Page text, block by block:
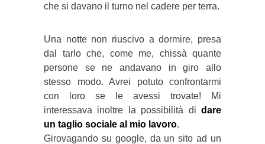
che si davano il turno nel cadere per terra.
Una notte non riuscivo a dormire, presa
dal tarlo che, come me, chissà quante
persone se ne andavano in giro allo
stesso modo. Avrei potuto confrontarmi
con loro se le avessi trovate! Mi
interessava inoltre la possibilità di dare
un taglio sociale al mio lavoro.
Girovagando su google, da un sito ad un